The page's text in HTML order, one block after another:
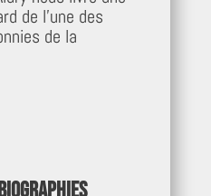
de l’une des
de la